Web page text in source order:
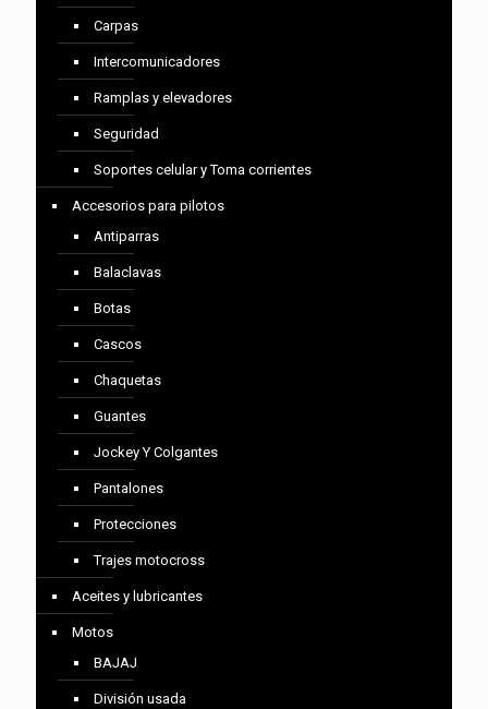
Carpas
Intercomunicadores
Ramplas y elevadores
Seguridad
Soportes celular y Toma corrientes
Accesorios para pilotos
Antiparras
Balaclavas
Botas
Cascos
Chaquetas
Guantes
Jockey Y Colgantes
Pantalones
Protecciones
Trajes motocross
Aceites y lubricantes
Motos
BAJAJ
División usada